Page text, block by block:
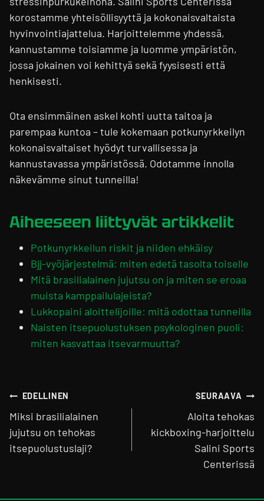
korostamme yhteisöllisyyttä ja kokonaisvaltaista
hyvinvointiajattelua. Harjoittelemme yhdessä,
kannustamme toisiamme ja luomme ympäristön,
jossa jokainen voi kehittyä sekä fyysisesti että
henkisesti.
Ota ensimmäinen askel kohti uutta taitoa ja
parempaa kuntoa – tule kokemaan potkunyrkkeilyn
kokonaisvaltaiset hyödyt turvallisessa ja
kannustavassa ympäristössä. Odotamme innolla
näkevämme sinut tunneilla!
Aiheeseen liittyvät artikkelit
Potkunyrkkeilun riskit ja niiden ehkäisy
Bjj-vyöjärjestelmä: miten edetä tasolta toiselle
Mitä brasilialainen jujutsu on ja miten se eroaa
muista kamppailulajeista?
Lukkopaini aloittelijoille: mitä odottaa tunneilla
Naisten itsepuolustuksen psykologinen puoli:
miten kasvattaa itsevarmuutta?
Artikkelien
selaus
EDELLINEN
Miksi brasilialainen
jujutsu on tehokas
itsepuolustuslaji?
SEURAAVA
Aloita tehokas
kickboxing-harjoittelu
Salini Sports
Centerissä